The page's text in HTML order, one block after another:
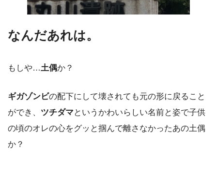
なんだあれは。
もしや…土偶か？
ギガゾンビの配下にして壊されても元の形に戻ること
ができ、 ツチダマというかわいらしい名前と姿で子供
の頃のオレの心をグッと掴んで離さなかったあの土偶
か？